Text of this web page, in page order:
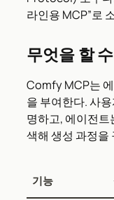
라인용 MCP”로
무엇을 할
Comfy MCP는
을 부여한다. 사
명하고, 에이전트
색해 생성 과정을
기능